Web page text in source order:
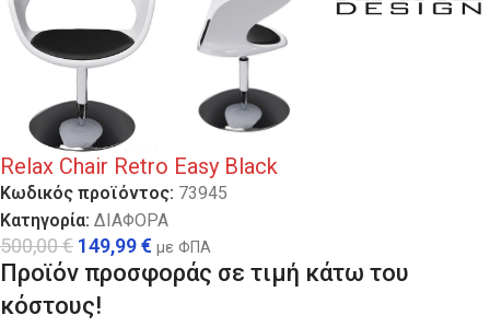
Relax Chair Retro Easy Black
Κωδικός προϊόντος: 73945
Κατηγορία: ΔΙΑΦΟΡΑ
500,00€ 149,99€ με ΦΠΑ
Προϊόν προσφοράς σε τιμή κάτω του
κόστους!